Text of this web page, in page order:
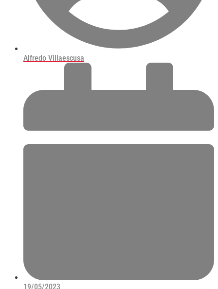
Alfredo Villaescusa
19/05/2023